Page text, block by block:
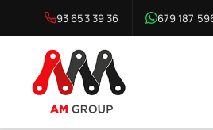
to
content
93 653 39 36 679 187